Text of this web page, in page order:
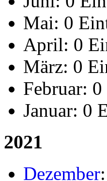
Mai: 0
April: 0
März: 0
Februar: 0
Januar: 0
2021
Dezember: